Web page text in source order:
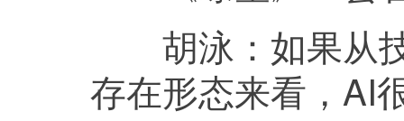
胡泳： 如果从
存在形态来看，AI